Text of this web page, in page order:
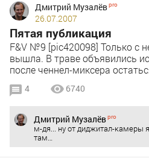
Дмитрий Музалёв
26.07.2007
Пятая публикация
F&V №9 [pic420098] Только с
вышла. В траве объявились
после ченнел-миксера
4 6740
Дмитрий Музалёв
м-дя... ну от диджитал-камеры
там…